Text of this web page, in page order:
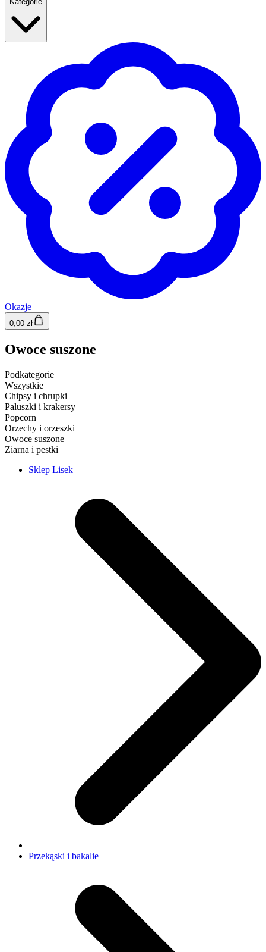
Okazje
0,00 zł
Owoce suszone
Podkategorie
Wszystkie
Chipsy i chrupki
Paluszki i krakersy
Popcorn
Orzechy i orzeszki
Owoce suszone
Ziarna i pestki
Sklep Lisek
Przekąski i bakalie